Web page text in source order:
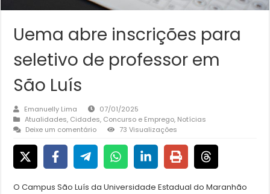
Uema abre inscrições para
seletivo de professor em
São Luís
Emanuelly Lima
07/01/2025
Atualidades, Cidades, Concurso e Emprego, Notícias
Deixe um comentário
73 Visualizações
O Campus São Luís da Universidade Estadual do Maranhão